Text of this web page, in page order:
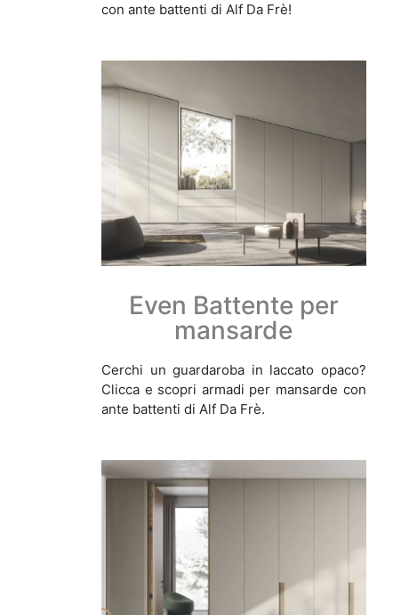
con ante battenti di Alf Da Frè!
Even Battente per
mansarde
Cerchi un guardaroba in laccato opaco?
Clicca e scopri armadi per mansarde con
ante battenti di Alf Da Frè.